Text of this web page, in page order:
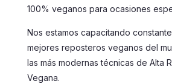
100% veganos para ocasiones
Nos estamos capacitando
mejores reposteros veganos del
las más modernas técnicas de Alta
Vegana.